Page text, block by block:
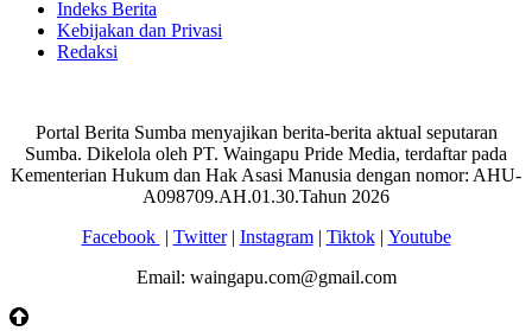
Indeks Berita
Kebijakan dan Privasi
Redaksi
Portal Berita Sumba menyajikan berita-berita aktual seputaran
Sumba. Dikelola oleh PT. Waingapu Pride Media, terdaftar pada
Kementerian Hukum dan Hak Asasi Manusia dengan nomor: AHU-
A098709.AH.01.30.Tahun 2026
Facebook | Twitter| Instagram| Tiktok| Youtube
Email: waingapu.com@gmail.com